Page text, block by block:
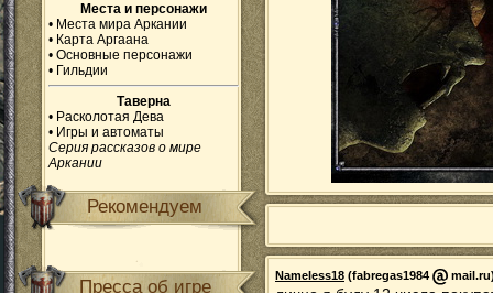
Места и персонажи
• Места мира Аркании
• Карта Аргаана
• Основные персонажи
• Гильдии
Таверна
• Расколотая Дева
• Игры и автоматы
Серия рассказов о мире
Аркании
Рекомендуем
Пресса об игре
Nameless18 (fabregas1984